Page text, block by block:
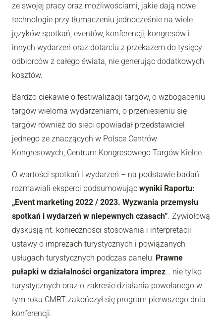
ze swojej pracy oraz możliwościami, jakie dają nowe
technologie przy tłumaczeniu jednocześnie na wiele
języków spotkań, eventów, konferencji, kongresów i
innych wydarzeń oraz dotarciu z przekazem do tysięcy
odbiorców z całego świata, nie generując dodatkowych
kosztów.
Bardzo ciekawie o festiwalizacji targów, o wzbogaceniu
targów wieloma wydarzeniami, o przeniesieniu się
targów również do sieci opowiadał przedstawiciel
jednego ze znaczących w Polsce Centrów
Kongresowych, Centrum Kongresowego Targów Kielce.
O wartości spotkań i wydarzeń – na podstawie badań
rozmawiali eksperci podsumowując wyniki Raportu:
„Event marketing 2022 / 2023. Wyzwania przemysłu
spotkań i wydarzeń w niepewnych czasach”. Żywiołową
dyskusją nt. konieczności stosowania i interpretacji
ustawy o imprezach turystycznych i powiązanych
usługach turystycznych podczas panelu: Prawne
pułapki w działalności organizatora imprez… nie tylko
turystycznych oraz o zakresie działania powołanego w
tym roku CMRT zakończył się program pierwszego dnia
konferencji.